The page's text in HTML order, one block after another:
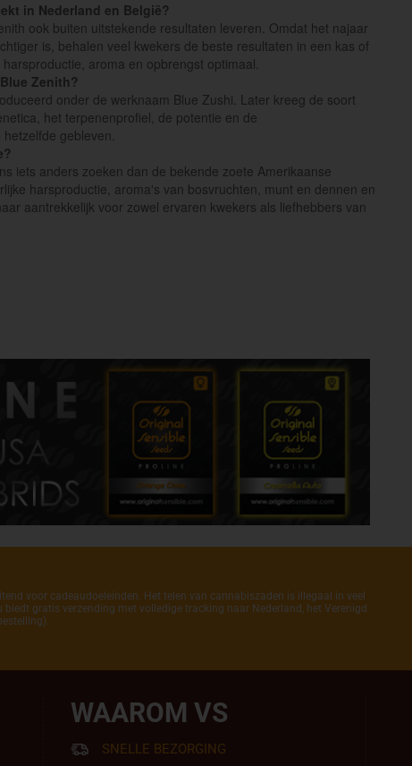
in Nederland en België?
ook buiten uitstekende resultaten leveren. Omdat het najaar
is, behalen veel kwekers de beste resultaten in een kas of
aroma en opbrengst optimaal.
Zenith?
onder de werknaam Blue Zushi. Later kreeg de soort
het terpenenprofiel, de potentie en de
gebleven.
iets anders zoeken dan de bekende zoete Amerikaanse
harsproductie, aroma's van bosvruchten, munt en dennen en
aantrekkelijk voor zowel ervaren kwekers als liefhebbers van
voor cadeaudoeleinden. Het telen van cannabiszaden is illegaal in veel
gratis verzending met volledige tracking naar Nederland, het Verenigd
WAAROM VS
SNELLE BEZORGING